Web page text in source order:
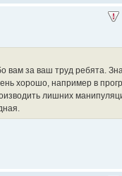
вам за ваш труд ребята.
хорошо, например в
лишних